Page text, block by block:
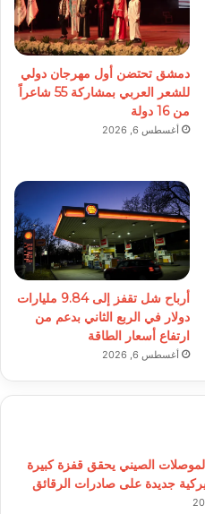
دمشق تحتضن أول مهرجان دولي
للشعر العربي بمشاركة 55 شاعراً
من 16 دولة
أغسطس 6, 2026
أرباح شل تقفز إلى 9.84 مليارات
دولار في الربع الثاني بدعم من
ارتفاع أسعار الطاقة
أغسطس 6, 2026
الصيني يحقق قفزة كبيرة
جديدة على صادرات الرقائق